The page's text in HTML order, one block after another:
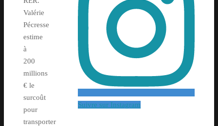
Valérie
Pécresse
estime
à
200
millions
€ le
surcoût
pour
transporter
Suivre sur Instagram